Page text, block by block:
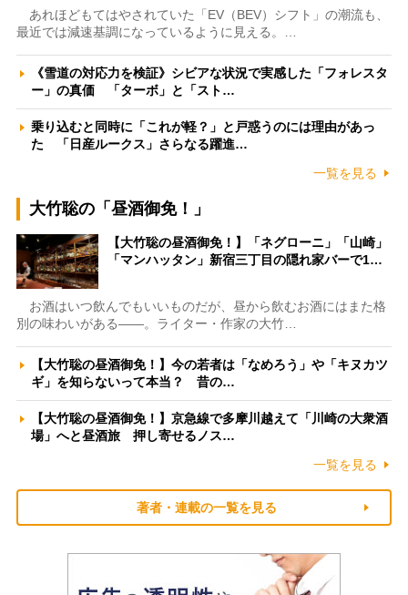
あれほどもてはやされていた「EV（BEV）シフト」の潮流も、
最近では減速基調になっているように見える。…
《雪道の対応力を検証》シビアな状況で実感した「フォレスタ
ー」の真価 「ターボ」と「スト…
乗り込むと同時に「これが軽？」と戸惑うのには理由があっ
た 「日産ルークス」さらなる躍進…
一覧を見る
大竹聡の「昼酒御免！」
【大竹聡の昼酒御免！】「ネグローニ」「山崎」
「マンハッタン」新宿三丁目の隠れ家バーで1…
お酒はいつ飲んでもいいものだが、昼から飲むお酒にはまた格
別の味わいがある――。ライター・作家の大竹…
【大竹聡の昼酒御免！】今の若者は「なめろう」や「キヌカツ
ギ」を知らないって本当？ 昔の…
【大竹聡の昼酒御免！】京急線で多摩川越えて「川崎の大衆酒
場」へと昼酒旅 押し寄せるノス…
一覧を見る
著者・連載の一覧を見る